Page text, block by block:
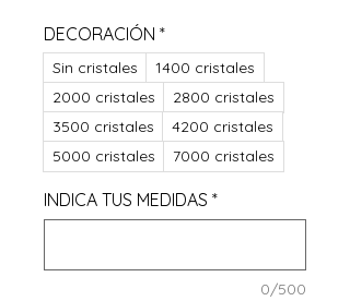
DECORACIÓN *
Sin cristales
1400 cristales
2000 cristales
2800 cristales
3500 cristales
4200 cristales
5000 cristales
7000 cristales
INDICA TUS MEDIDAS *
0/500